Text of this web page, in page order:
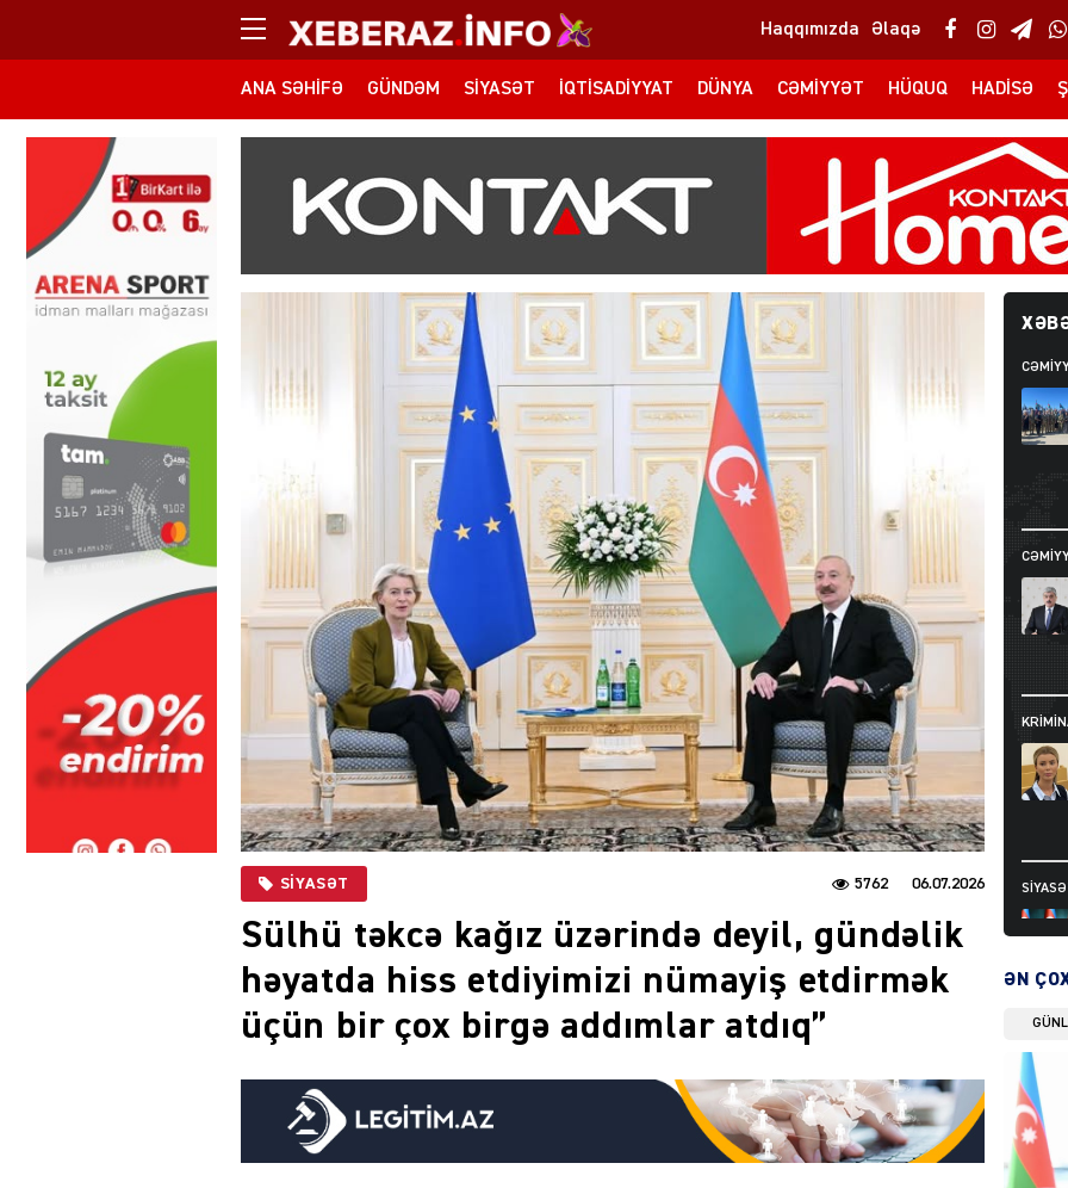
Haqqımızda Əlaqə
ANA SƏHIFƏ GÜNDƏM SIYASƏT İQTISADIYYAT DÜNYA CƏMIYYƏT HÜQUQ HADISƏ
SIYASƏT 06.07.2026
5762
Sülhü təkcə kağız üzərində deyil, gündəlik
həyatda hiss etdiyimizi nümayiş etdirmək
üçün bir çox birgə addımlar atdıq”
DÜNYA
ƏN